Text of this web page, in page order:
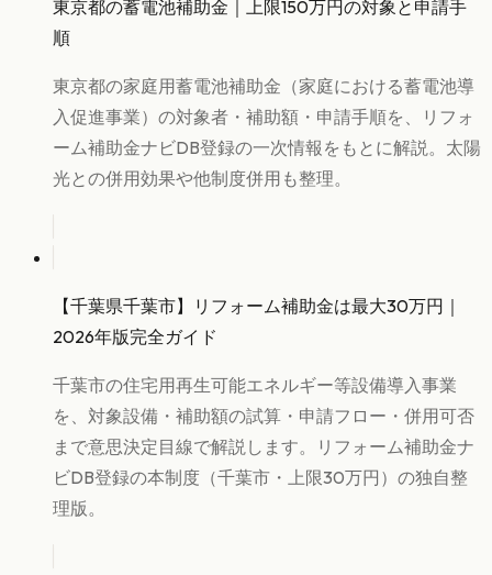
東京都の蓄電池補助金｜上限150万円の対象と申請手
順
東京都の家庭用蓄電池補助金（家庭における蓄電池導
入促進事業）の対象者・補助額・申請手順を、リフォ
ーム補助金ナビDB登録の一次情報をもとに解説。太陽
光との併用効果や他制度併用も整理。
【千葉県千葉市】リフォーム補助金は最大30万円｜
2026年版完全ガイド
千葉市の住宅用再生可能エネルギー等設備導入事業
を、対象設備・補助額の試算・申請フロー・併用可否
まで意思決定目線で解説します。リフォーム補助金ナ
ビDB登録の本制度（千葉市・上限30万円）の独自整
理版。